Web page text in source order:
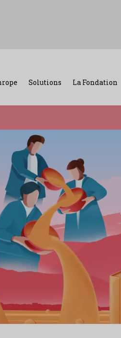
Solutions La Fondation